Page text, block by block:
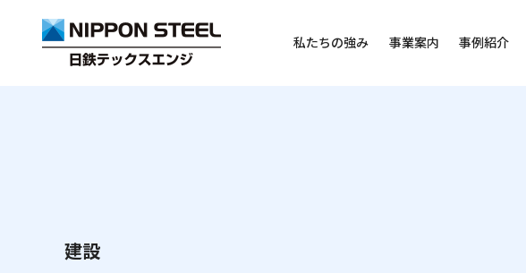
私たちの強み 事業案内 事例紹介
事業案内
建設